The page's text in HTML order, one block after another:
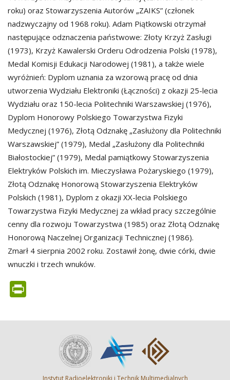
roku) oraz Stowarzyszenia Autorów „ZAIKS” (członek
nadzwyczajny od 1968 roku). Adam Piątkowski otrzymał
następujące odznaczenia państwowe: Złoty Krzyż Zasługi
(1973), Krzyż Kawalerski Orderu Odrodzenia Polski (1978),
Medal Komisji Edukacji Narodowej (1981), a także wiele
wyróżnień: Dyplom uznania za wzorową pracę od dnia
utworzenia Wydziału Elektroniki (Łączności) z okazji 25-lecia
Wydziału oraz 150-lecia Politechniki Warszawskiej (1976),
Dyplom Honorowy Polskiego Towarzystwa Fizyki
Medycznej (1976), Złotą Odznakę „Zasłużony dla Politechniki
Warszawskiej” (1979), Medal „Zasłużony dla Politechniki
Białostockiej” (1979), Medal pamiątkowy Stowarzyszenia
Elektryków Polskich im. Mieczysława Pożaryskiego (1979),
Złotą Odznakę Honorową Stowarzyszenia Elektryków
Polskich (1981), Dyplom z okazji XX-lecia Polskiego
Towarzystwa Fizyki Medycznej za wkład pracy szczególnie
cenny dla rozwoju Towarzystwa (1985) oraz Złotą Odznakę
Honorową Naczelnej Organizacji Technicznej (1986).
Zmarł 4 sierpnia 2002 roku. Zostawił żonę, dwie córki, dwie
wnuczki i trzech wnuków.
Instytut Radioelektroniki i Technik Multimedialnych